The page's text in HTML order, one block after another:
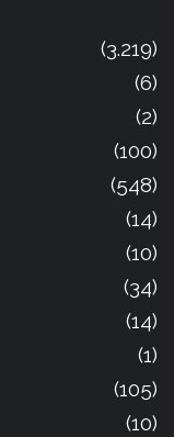
(3.219)
(6)
(2)
(100)
(548)
(14)
(10)
(34)
(14)
(1)
(105)
(10)